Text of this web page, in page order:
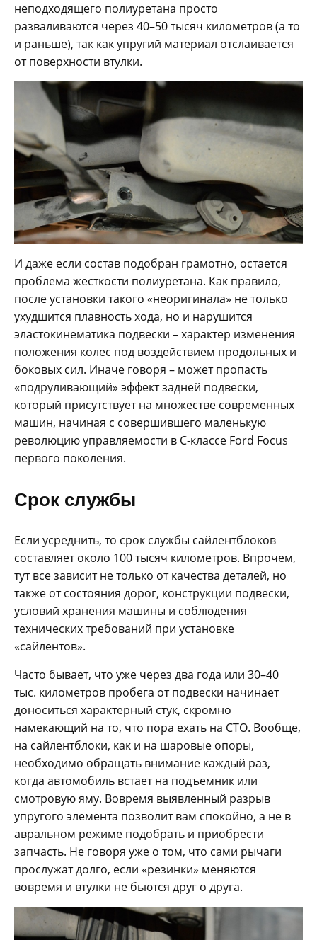
неподходящего полиуретана просто
разваливаются через 40–50 тысяч километров (а то
и раньше), так как упругий материал отслаивается
от поверхности втулки.
И даже если состав подобран грамотно, остается
проблема жесткости полиуретана. Как правило,
после установки такого «неоригинала» не только
ухудшится плавность хода, но и нарушится
эластокинематика подвески – характер изменения
положения колес под воздействием продольных и
боковых сил. Иначе говоря – может пропасть
«подруливающий» эффект задней подвески,
который присутствует на множестве современных
машин, начиная с совершившего маленькую
революцию управляемости в С-классе Ford Focus
первого поколения.
Срок службы
Если усреднить, то срок службы сайлентблоков
составляет около 100 тысяч километров. Впрочем,
тут все зависит не только от качества деталей, но
также от состояния дорог, конструкции подвески,
условий хранения машины и соблюдения
технических требований при установке
«сайлентов».
Часто бывает, что уже через два года или 30–40
тыс. километров пробега от подвески начинает
доноситься характерный стук, скромно
намекающий на то, что пора ехать на СТО. Вообще,
на сайлентблоки, как и на шаровые опоры,
необходимо обращать внимание каждый раз,
когда автомобиль встает на подъемник или
смотровую яму. Вовремя выявленный разрыв
упругого элемента позволит вам спокойно, а не в
авральном режиме подобрать и приобрести
запчасть. Не говоря уже о том, что сами рычаги
прослужат долго, если «резинки» меняются
вовремя и втулки не бьются друг о друга.